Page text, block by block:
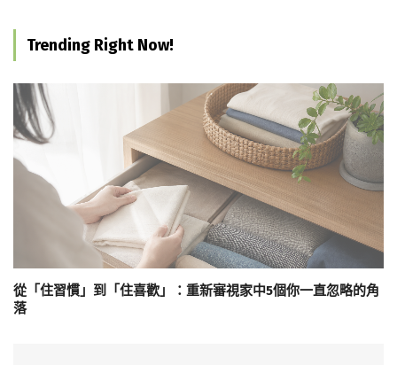
Trending Right Now!
從「住習慣」到「住喜歡」：重新審視家中5個你一直忽略的角
落